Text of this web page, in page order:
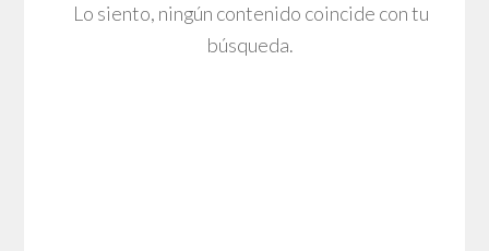
Lo siento, ningún contenido coincide con tu
búsqueda.